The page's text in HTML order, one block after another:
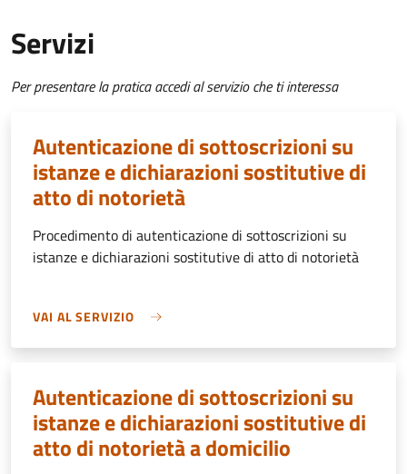
Servizi
Per presentare la pratica accedi al servizio che ti interessa
Autenticazione di sottoscrizioni su
istanze e dichiarazioni sostitutive di
atto di notorietà
Procedimento di autenticazione di sottoscrizioni su
istanze e dichiarazioni sostitutive di atto di notorietà
VAI AL SERVIZIO
Autenticazione di sottoscrizioni su
istanze e dichiarazioni sostitutive di
atto di notorietà a domicilio